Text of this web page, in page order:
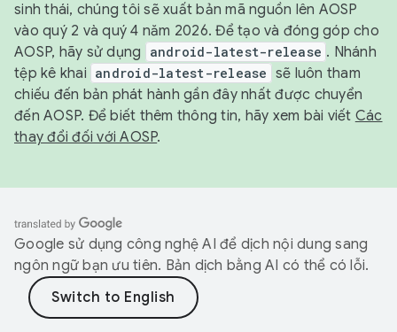
sinh thái, chúng tôi sẽ xuất bản mã nguồn lên AOSP
vào quý 2 và quý 4 năm 2026. Để tạo và đóng góp cho
AOSP, hãy sử dụng
android-latest-release . Nhánh
tệp kê khai android-latest-release sẽ luôn tham
chiếu đến bản phát hành gần đây nhất được chuyển
đến AOSP. Để biết thêm thông tin, hãy xem bài viết Các
thay đổi đối với AOSP.
Google sử dụng công nghệ AI để dịch nội dung sang
ngôn ngữ bạn ưu tiên. Bản dịch bằng AI có thể có lỗi.